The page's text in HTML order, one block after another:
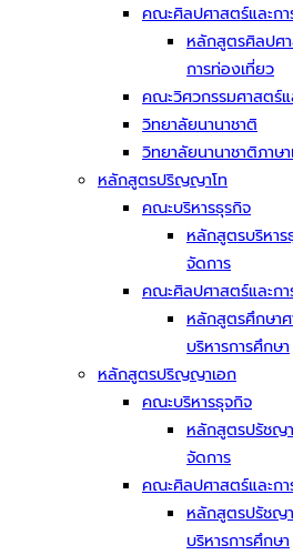
คณะศิลปศาสตร์และกา
หลักสูตรศิลปศ
การท่องเที่ยว
คณะวิศวกรรมศาสตร์แ
วิทยาลัยนานาชาติ
วิทยาลัยนานาชาติภาษ
หลักสูตรปริญญาโท
คณะบริหารธุรกิจ
หลักสูตรบริหา
จัดการ
คณะศิลปศาสตร์และกา
หลักสูตรศึกษา
บริหารการศึกษา
หลักสูตรปริญญาเอก
คณะบริหารธุจกิจ
หลักสูตรปรัชญ
จัดการ
คณะศิลปศาสตร์และกา
หลักสูตรปรัชญ
บริหารการศึกษา